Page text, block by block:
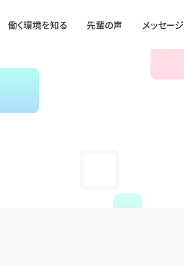
働く環境を知る 先輩の声 メッセージ